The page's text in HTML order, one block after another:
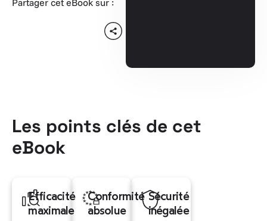
Partager cet eBook sur :
Les points clés de cet
eBook
Efficacité
maximale
Conformité
absolue
Sécurité
inégalée